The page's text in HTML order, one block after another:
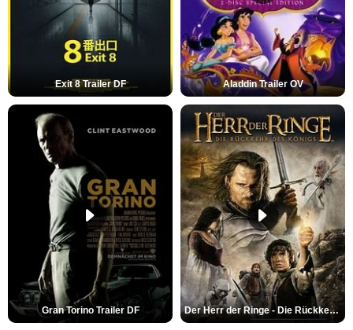
Exit 8 Trailer DF Aladdin Trailer OV
Gran Torino Trailer DF Der Herr der Ringe - Die Rückkehr des Königs Trailer OV